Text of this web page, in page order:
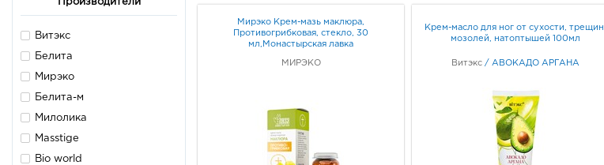
Производители
Витэкс
Белита
Мирэко
Белита-м
Милолика
Masstige
Bio world
Мирэко Крем-мазь маклюра,
Противогрибковая, стекло, 30
мл,Монастырская лавка
МИРЭКО
Крем-масло для ног от сухости, трещин,
мозолей, натоптышей 100мл
Витэкс / АВОКАДО АРГАНА